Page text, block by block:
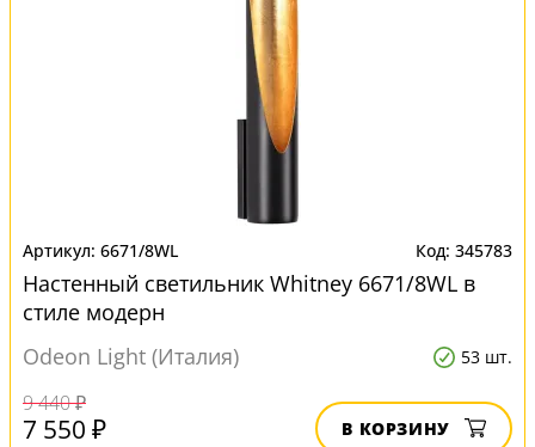
6671/8WL 345783
Настенный светильник Whitney 6671/8WL в
стиле модерн
Odeon Light (Италия)
53 шт.
9 440 ₽
7 550 ₽ В КОРЗИНУ